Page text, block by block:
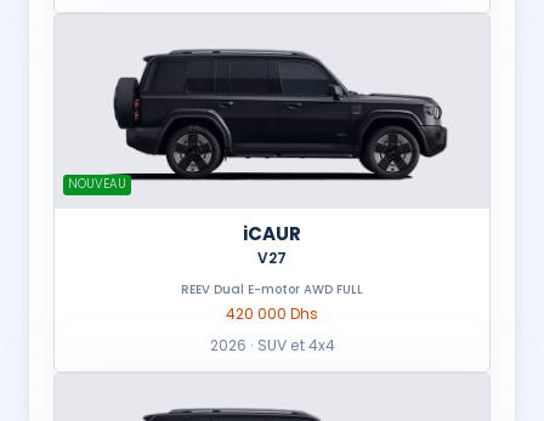
NOUVEAU
iCAUR
V27
REEV Dual E-motor AWD FULL
420 000 Dhs
2026 · SUV et 4x4